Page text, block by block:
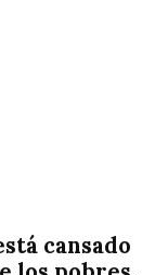
cansado